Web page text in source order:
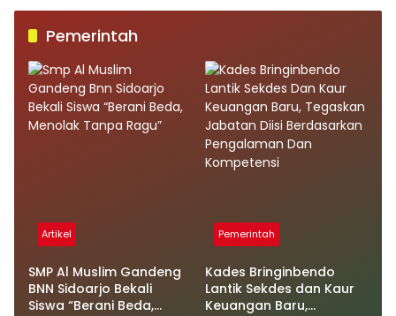
Pemerintah
Artikel
SMP Al Muslim Gandeng
BNN Sidoarjo Bekali
Siswa “Berani Beda,
Pemerintah
Kades Bringinbendo
Lantik Sekdes dan Kaur
Keuangan Baru,